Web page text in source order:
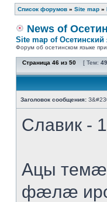
Список форумов » Site map »
News of
Site map of Осетинский
Форум об осетинском языке
Страница 46 из 50 [ Тем:
Заголовок сообщения:
Славик -
Ацы
фæлæ